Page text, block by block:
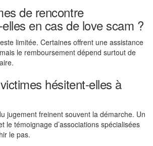
de rencontre
en cas de love scam ?
limitée. Certaines offrent une assistance
le remboursement dépend surtout de
hésitent-elles à
jugement freinent souvent la démarche. Un
le témoignage d’associations spécialisées
le pas.